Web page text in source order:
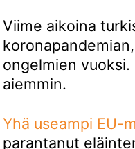
Viime aikoina
ongelmien
aiemmin.
Yhä useampi EU-
parantanut